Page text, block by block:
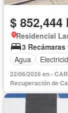
$ 852,444
Residencial
3 Recámaras
Agua
22/06/2026 en -
Recuperación de